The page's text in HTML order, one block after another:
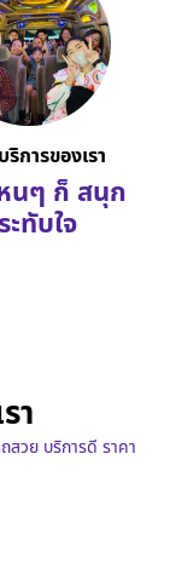
ริการของเรา
นๆ ก็ สนุก
ะทับใจ
า
สวย บริการดี ราคา